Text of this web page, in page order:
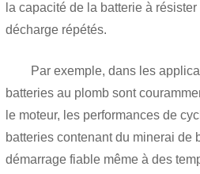
la capacité de la batterie à
décharge répétés.
Par exemple, dans les
batteries au plomb sont
le moteur, les performances de
batteries contenant du minerai de
démarrage fiable même à des